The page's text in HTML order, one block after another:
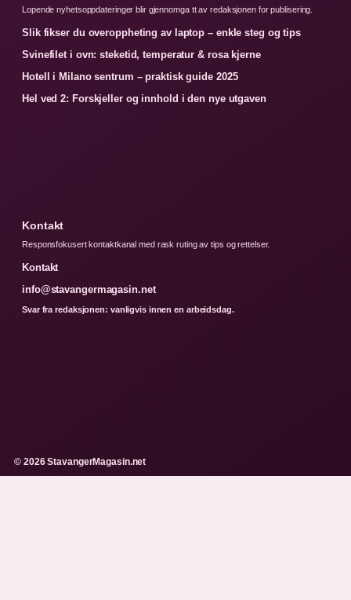
Lopende nyhetsoppdateringer blir gjennomga tt av redaksjonen for publisering.
Slik fikser du overoppheting av laptop – enkle steg og tips
Svinefilet i ovn: steketid, temperatur & rosa kjerne
Hotell i Milano sentrum – praktisk guide 2025
Hel ved 2: Forskjeller og innhold i den nye utgaven
Kontakt
Responsfokusert kontaktkanal med rask ruting av tips og rettelser.
Kontakt
info@stavangermagasin.net
Svar fra redaksjonen: vanligvis innen en arbeidsdag.
© 2026 StavangerMagasin.net